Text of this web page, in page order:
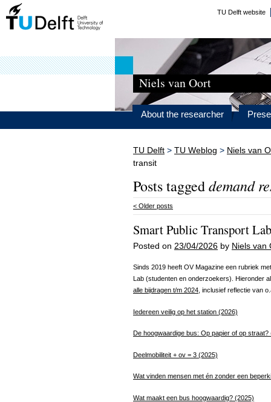
TU Delft website
Niels van Oort
About the researcher
TU Delft > TU Weblog > Niels van
transit
Posts taggeddemand
< Older posts
Smart Public Transport
Posted on 23/04/2026 by Niels van
Sinds 2019 heeft OV Magazine een rubriek
Lab (studenten en onderzoekers). Hieronder
alle bijdragen t/m 2024 , inclusief reflectie van
Iedereen veilig op het station (2026)
De hoogwaardige bus: Op papier of op straat?
Deelmobiliteit + ov = 3 (2025)
Wat vinden mensen met én zonder een
Wat maakt een bus hoogwaardig? (2025)